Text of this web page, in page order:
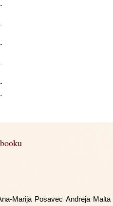
Marija Posavec Andreja Malta